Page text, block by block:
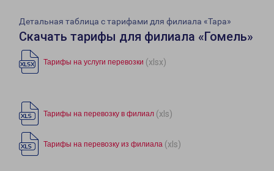
Детальная таблица с тарифами для филиала «Тара»
Скачать тарифы для филиала «Гомель»
Тарифы на услуги перевозки (xlsx)
Тарифы на перевозку в филиал (xls)
Тарифы на перевозку из филиала (xls)